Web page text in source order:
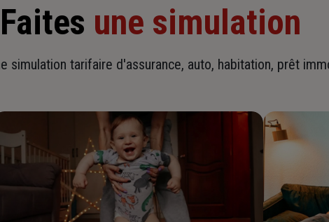
Faites une simulation
simulation tarifaire d'assurance, auto, habitation, prêt